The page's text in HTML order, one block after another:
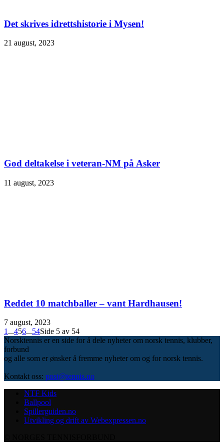
Det skrives idrettshistorie i Mysen!
21 august, 2023
God deltakelse i veteran-NM på Asker
11 august, 2023
Reddet 10 matchballer – vant Hardhausen!
7 august, 2023
1 ...456...54Side 5 av 54
Norsktennis er en side for å dele nyheter om norsk tennis, klubber,
forbund
og alle som er ønsker å fremme nyheter om og for norsk tennis.
Kontakt oss: post@tennis.no
NTF Kids
Ballpool
Spillerguiden.no
Utvikling og drift av Webexpressen.no